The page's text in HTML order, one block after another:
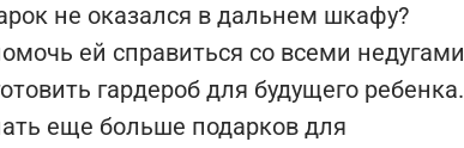
не оказался в дальнем шкафу?
ей справиться со всеми недугами
гардероб для будущего ребенка.
еще больше подарков для